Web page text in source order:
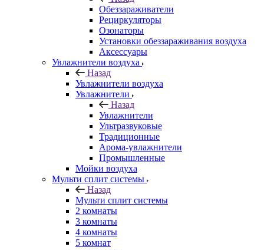
Обеззараживатели
Рециркуляторы
Озонаторы
Установки обеззараживания воздуха
Аксессуары
Увлажнители воздуха
Назад
Увлажнители воздуха
Увлажнители
Назад
Увлажнители
Ультразвуковые
Традиционные
Арома-увлажнители
Промышленные
Мойки воздуха
Мульти сплит системы
Назад
Мульти сплит системы
2 комнаты
3 комнаты
4 комнаты
5 комнат